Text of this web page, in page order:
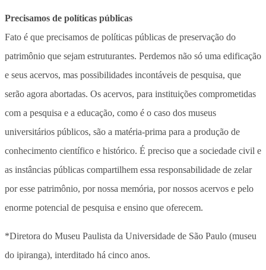
Precisamos de políticas públicas
Fato é que precisamos de políticas públicas de preservação do
patrimônio que sejam estruturantes. Perdemos não só uma edificação
e seus acervos, mas possibilidades incontáveis de pesquisa, que
serão agora abortadas. Os acervos, para instituições comprometidas
com a pesquisa e a educação, como é o caso dos museus
universitários públicos, são a matéria-prima para a produção de
conhecimento científico e histórico. É preciso que a sociedade civil e
as instâncias públicas compartilhem essa responsabilidade de zelar
por esse patrimônio, por nossa memória, por nossos acervos e pelo
enorme potencial de pesquisa e ensino que oferecem.
*Diretora do Museu Paulista da Universidade de São Paulo (museu
do ipiranga), interditado há cinco anos.